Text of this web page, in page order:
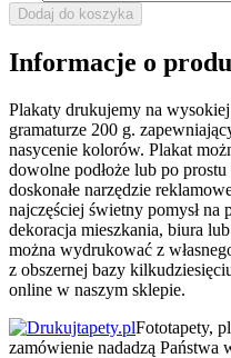
Dodaj do koszyka
Informacje o
Plakaty drukujemy na
gramaturze 200 g.
nasycenie kolorów. Plakat
dowolne podłoże lub po
doskonałe narzędzie
najczęściej świetny pomysł na
dekoracja mieszkania, biura
można wydrukować z
z obszernej bazy
online w naszym sklepie.
Fototapety,
zamówienie nadadzą Państwa